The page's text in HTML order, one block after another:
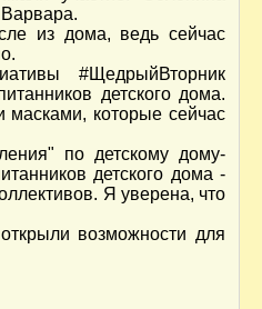
из дома, ведь сейчас
#ЩедрыйВторник
детского дома.
которые сейчас
по детскому дому-
детского дома -
Я уверена, что
возможности для